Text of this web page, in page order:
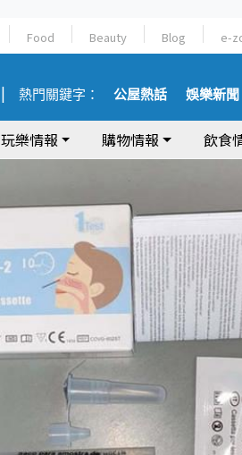
Food Beauty Blog e-
熱門關鍵字： 公屋熱話 娛樂新聞
玩樂情報 購物情報 飲食